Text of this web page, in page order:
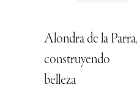
Alondra de la Parra,
construyendo
belleza